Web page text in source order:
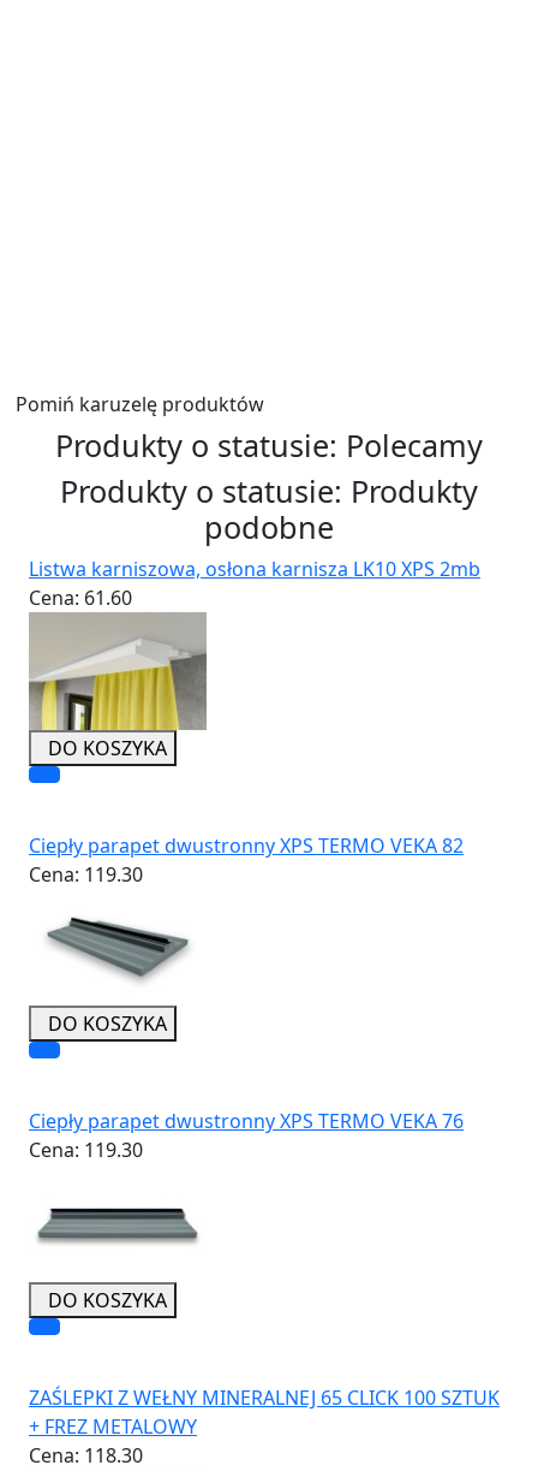
Pomiń karuzelę produktów
Produkty o statusie: Polecamy
Produkty o statusie: Produkty
podobne
Listwa karniszowa, osłona karnisza LK10 XPS 2mb
Cena: 61.60
DO KOSZYKA
Ciepły parapet dwustronny XPS TERMO VEKA 82
Cena: 119.30
DO KOSZYKA
Ciepły parapet dwustronny XPS TERMO VEKA 76
Cena: 119.30
DO KOSZYKA
ZAŚLEPKI Z WEŁNY MINERALNEJ 65 CLICK 100 SZTUK
+ FREZ METALOWY
Cena: 118.30